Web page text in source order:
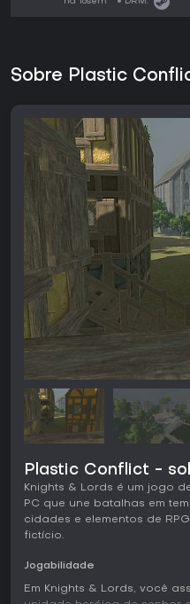
Sobre Plastic
Plastic Conflict -
Knights & Lords é um jogo
PC que une batalhas em
cidades e elementos de
fictício.
Jogabilidade
Em Knights & Lords, você